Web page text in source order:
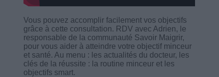
Vous pouvez accomplir facilement vos objectifs
grâce à cette consultation. RDV avec Adrien, le
responsable de la communauté Savoir Maigrir,
pour vous aider à atteindre votre objectif minceur
et santé. Au menu : les actualités du docteur, les
clés de la réussite : la routine minceur et les
objectifs smart.